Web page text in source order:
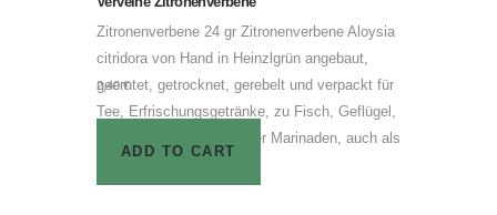
Zitronenverbene 24 gr Zitronenverbene Aloysia
citridora von Hand in Heinzlgrün angebaut,
geerntet, getrocknet, gerebelt und verpackt für
Tee, Erfrischungsgetränke, zu Fisch, Geflügel,
griechischem Joghurt oder Marinaden, auch als
2,40€
ADD TO CART